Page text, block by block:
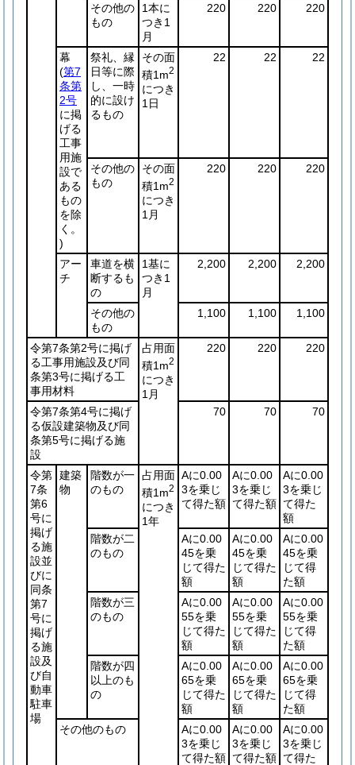
その他の
もの
1本に
つき1
月
220 220 220
幕
(第7
条第
2号
に掲
げる
工事
用施
設で
ある
もの
を除
く。
)
祭礼、縁
日等に際
し、一時
的に設け
るもの
その面
積1m2
につき
1日
22 22 22
その他の
もの
その面
積1m2
につき
1月
220 220 220
アー
チ
車道を横
断するも
の
1基に
つき1
月
2,200 2,200 2,200
その他の
もの
1,100 1,100 1,100
令第7条第2号に掲げ
る工事用施設及び同
条第3号に掲げる工
事用材料
占用面
積1m2
につき
1月
220 220 220
令第7条第4号に掲げ
る仮設建築物及び同
条第5号に掲げる施
設
70 70 70
令第
7条
第6
号に
掲げ
る施
設並
びに
同条
第7
号に
掲げ
る施
設及
び自
動車
駐車
場
建築
物
階数が一
のもの
占用面
積1m2
につき
1年
Aに0.00
3を乗じ
て得た額
Aに0.00
3を乗じ
て得た額
Aに0.00
3を乗じ
て得た
額
階数が二
のもの
Aに0.00
45を乗
じて得た
額
Aに0.00
45を乗
じて得た
額
Aに0.00
45を乗
じて得
た額
階数が三
のもの
Aに0.00
55を乗
じて得た
額
Aに0.00
55を乗
じて得た
額
Aに0.00
55を乗
じて得
た額
階数が四
以上のも
の
Aに0.00
65を乗
じて得た
額
Aに0.00
65を乗
じて得た
額
Aに0.00
65を乗
じて得
た額
その他のもの
Aに0.00
3を乗じ
て得た額
Aに0.00
3を乗じ
て得た額
Aに0.00
3を乗じ
て得た